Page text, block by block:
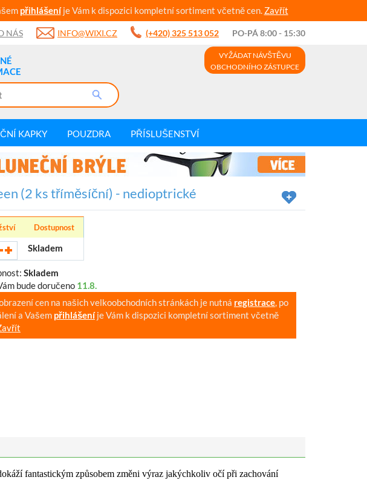
přihlášeníje Vám k dispozici kompletní sortiment včetně cen. Zavřít
NÁS INFO@WIXI.CZ (+420) 325 513 052 PO-PÁ 8:00 - 15:30
VYŽÁDAT NÁVŠTĚVU
OBCHODNÍHO ZÁSTUPCE
KAPKY POUZDRA PŘÍSLUŠENSTVÍ
(2 ks tříměsíční) - nedioptrické
Dostupnost
Skladem
Skladem
bude doručeno 11.8.
cen na našich velkoobchodních stránkách je nutná registrace, po
a Vašem přihlášeníje Vám k dispozici kompletní sortiment včetně
fantastickým způsobem změni výraz jakýchkoliv očí při zachování